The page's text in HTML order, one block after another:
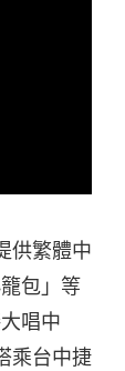
供繁體中
包」等
唱中
乘台中捷